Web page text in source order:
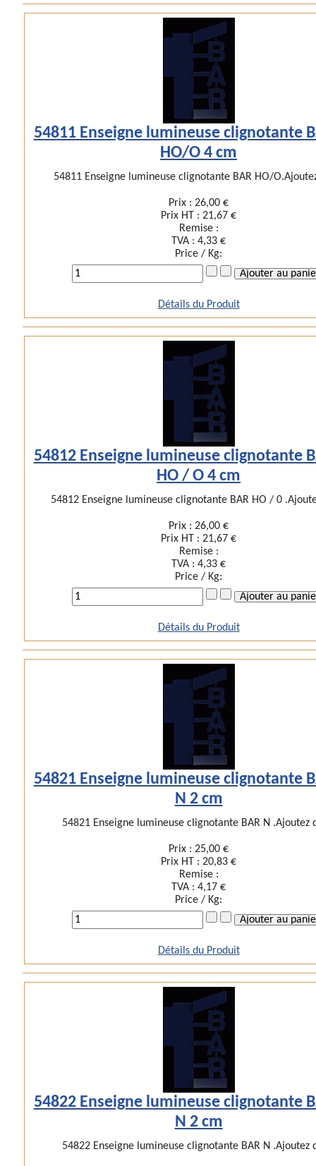
54811 Enseigne lumineuse clignotante
HO/O 4 cm
54811 Enseigne lumineuse clignotante BAR HO/
Prix :26,00 €
Prix HT :21,67 €
Remise :
TVA :4,33 €
Price / Kg:
Détails du Produit
54812 Enseigne lumineuse clignotante
HO / O 4 cm
54812 Enseigne lumineuse clignotante BAR HO / 0
Prix :26,00 €
Prix HT :21,67 €
Remise :
TVA :4,33 €
Price / Kg:
Détails du Produit
54821 Enseigne lumineuse clignotante
N 2 cm
54821 Enseigne lumineuse clignotante BAR N .Ajoutez
Prix :25,00 €
Prix HT :20,83 €
Remise :
TVA :4,17 €
Price / Kg:
Détails du Produit
54822 Enseigne lumineuse clignotante
N 2 cm
54822 Enseigne lumineuse clignotante BAR N .Ajoutez